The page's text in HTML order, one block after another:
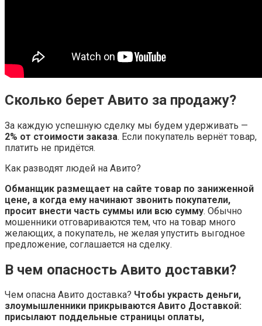
Сколько берет Авито за продажу?
За каждую успешную сделку мы будем удерживать —
2% от стоимости заказа. Если покупатель вернёт товар,
платить не придётся.
Как разводят людей на Авито?
Обманщик размещает на сайте товар по заниженной
цене, а когда ему начинают звонить покупатели,
просит внести часть суммы или всю сумму. Обычно
мошенники отговариваются тем, что на товар много
желающих, а покупатель, не желая упустить выгодное
предложение, соглашается на сделку.
В чем опасность Авито доставки?
Чем опасна Авито доставка? Чтобы украсть деньги,
злоумышленники прикрываются Авито Доставкой:
присылают поддельные страницы оплаты,